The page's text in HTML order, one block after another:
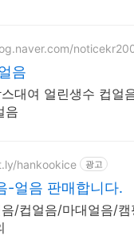
음
대여 얼린생수 컵얼
음
hankookice 광고
-얼음 판매합니다.
/컵얼음/마대얼음/